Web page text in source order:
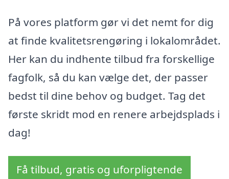
På vores platform gør vi det nemt for dig
at finde kvalitetsrengøring i lokalområdet.
Her kan du indhente tilbud fra forskellige
fagfolk, så du kan vælge det, der passer
bedst til dine behov og budget. Tag det
første skridt mod en renere arbejdsplads i
dag!
Få tilbud, gratis og uforpligtende